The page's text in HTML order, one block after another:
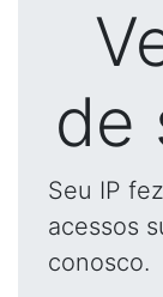
de
Seu IP
acessos
conosco.